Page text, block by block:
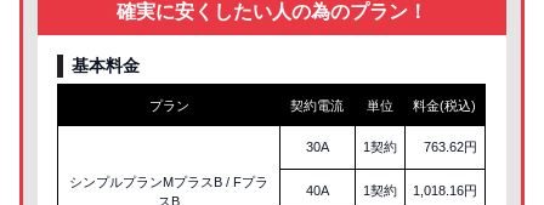
確実に安くしたい人の為のプラン！
基本料金
プラン 契約電流 単位 料金(税込)
シンプルプランMプラスB / Fプラ
スB
30A 1契約 763.62円
40A 1契約 1,018.16円